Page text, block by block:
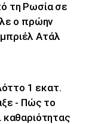
τη Ρωσία σε
ο πρώην
Ατάλ
1 εκατ.
- Πώς το
καθαριότητας